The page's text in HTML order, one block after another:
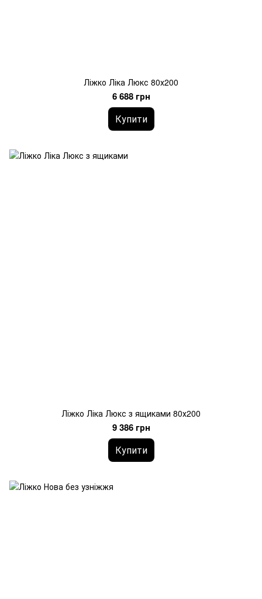
Ліжко Ліка Люкс 80х200
6 688 грн
Купити
Ліжко Ліка Люкс з ящиками 80х200
9 386 грн
Купити